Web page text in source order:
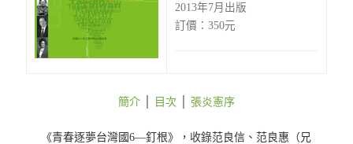
台灣史料中心
2013年7月出版
訂價：350元
簡介 目次 張炎憲序
《青春逐夢台灣國6—釘根》，收錄范良信、范良惠（兄